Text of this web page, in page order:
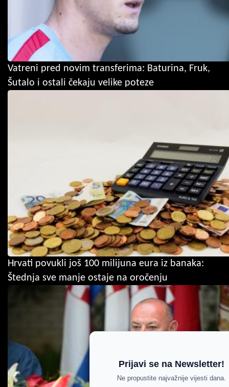
Vatreni pred novim transferima: Baturina, Fruk,
Šutalo i ostali čekaju velike poteze
Hrvati povukli još 100 milijuna eura iz banaka:
Štednja sve manje ostaje na oročenju
Prijavi se na Newsletter!
Ne propustite najvažnije vijesti dana.